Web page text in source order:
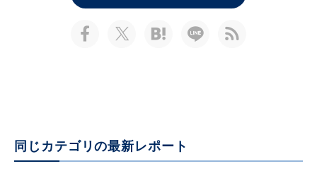
同じカテゴリの最新レポート